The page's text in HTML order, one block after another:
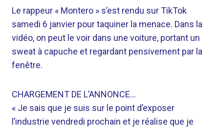
Le rappeur « Montero » s’est rendu sur TikTok
samedi 6 janvier pour taquiner la menace. Dans la
vidéo, on peut le voir dans une voiture, portant un
sweat à capuche et regardant pensivement par la
fenêtre.
CHARGEMENT DE L’ANNONCE…
« Je sais que je suis sur le point d’exposer
l’industrie vendredi prochain et je réalise que je